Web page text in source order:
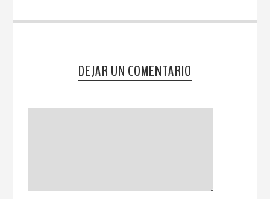
DEJAR UN COMENTARIO